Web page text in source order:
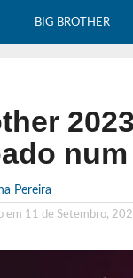
BIG BROTHER
Pereira
em 11 de Setembro,